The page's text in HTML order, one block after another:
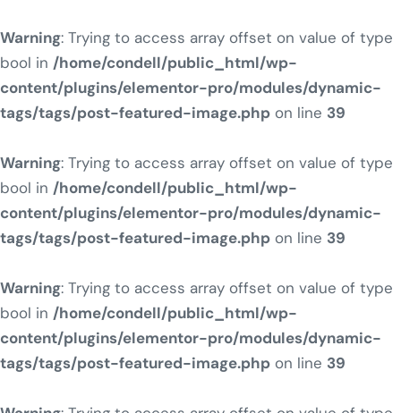
Warning: Trying to access array offset on value of type
bool in /home/condell/public_html/wp-
content/plugins/elementor-pro/modules/dynamic-
tags/tags/post-featured-image.php on line 39
Warning: Trying to access array offset on value of type
bool in /home/condell/public_html/wp-
content/plugins/elementor-pro/modules/dynamic-
tags/tags/post-featured-image.php on line 39
Warning: Trying to access array offset on value of type
bool in /home/condell/public_html/wp-
content/plugins/elementor-pro/modules/dynamic-
tags/tags/post-featured-image.php on line 39